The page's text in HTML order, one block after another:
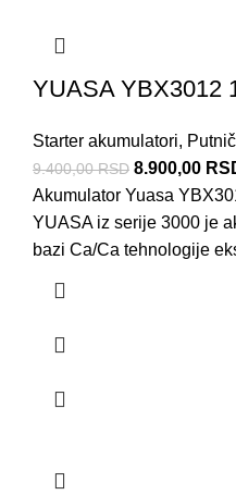
YUASA YBX3012
Starter akumulatori,
9.400,00RSD 8.900,00
Akumulator Yuasa
YUASA iz serije 3000 je
bazi Ca/Ca tehnologije